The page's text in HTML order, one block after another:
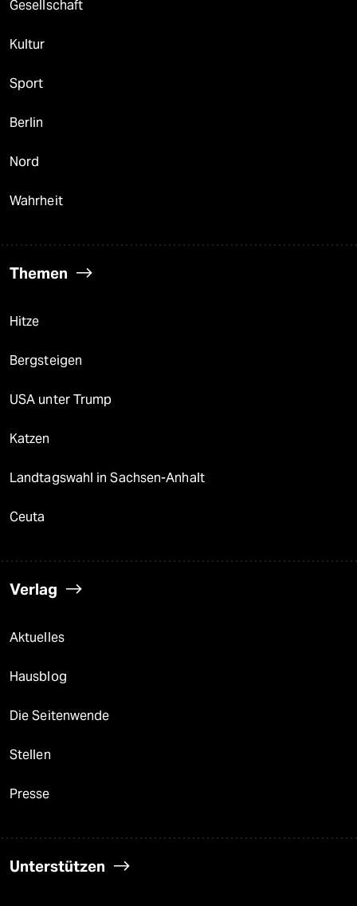
Gesellschaft
Kultur
Sport
Berlin
Nord
Wahrheit
Themen
Hitze
Bergsteigen
USA unter Trump
Katzen
Landtagswahl in Sachsen-Anhalt
Ceuta
Verlag
Aktuelles
Hausblog
Die Seitenwende
Stellen
Presse
Unterstützen